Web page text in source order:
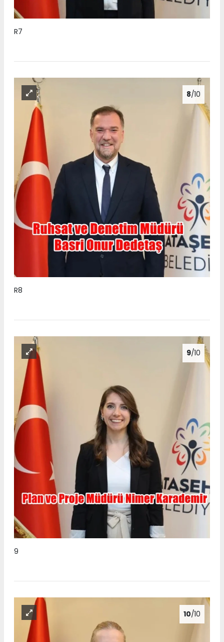
R7
8/10
R8
9/10
9
10/10